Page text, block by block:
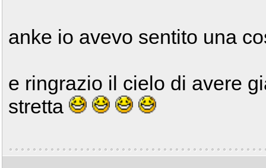
anke io avevo sentito una
e ringrazio il cielo di avere
stretta